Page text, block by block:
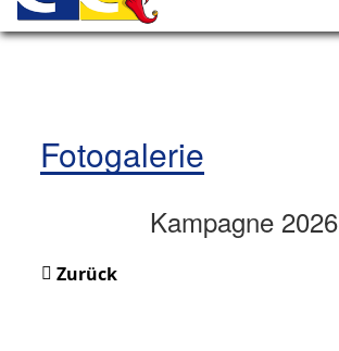
Fotogalerie
Kampagne 2026
Zurück